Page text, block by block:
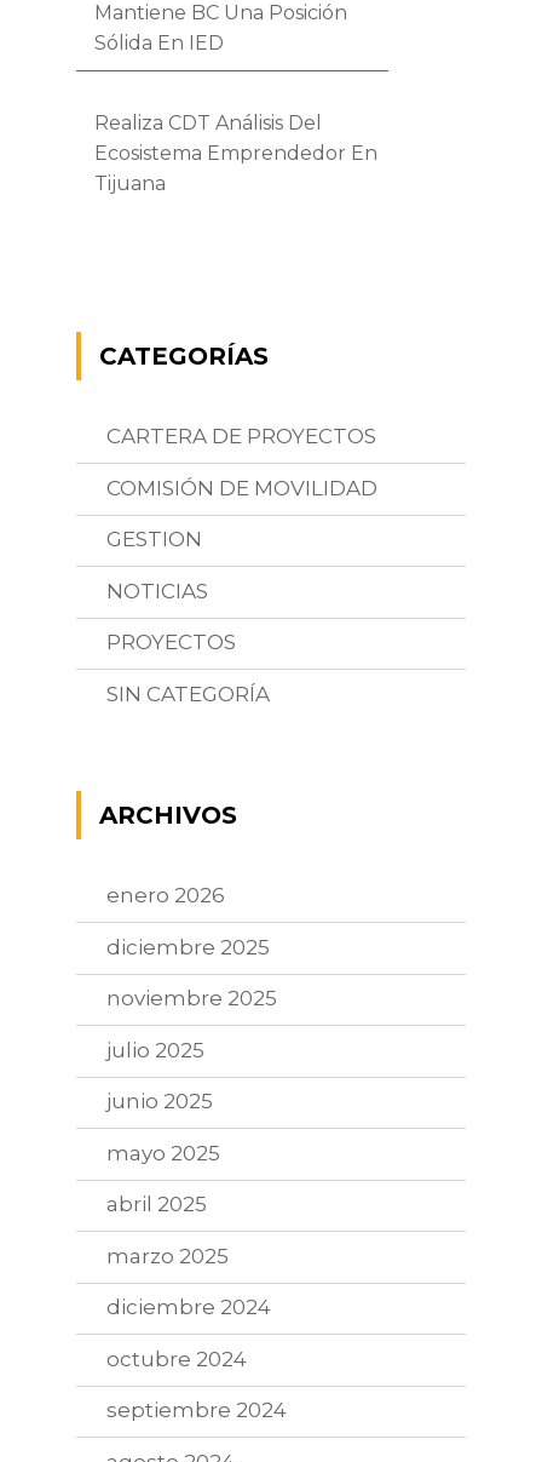
Mantiene BC Una Posición
Sólida En IED
Realiza CDT Análisis Del
Ecosistema Emprendedor En
Tijuana
CATEGORÍAS
CARTERA DE PROYECTOS
COMISIÓN DE MOVILIDAD
GESTION
NOTICIAS
PROYECTOS
SIN CATEGORÍA
ARCHIVOS
enero 2026
diciembre 2025
noviembre 2025
julio 2025
junio 2025
mayo 2025
abril 2025
marzo 2025
diciembre 2024
octubre 2024
septiembre 2024